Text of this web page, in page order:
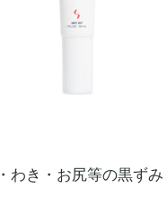
わき・お尻等の黒ずみ